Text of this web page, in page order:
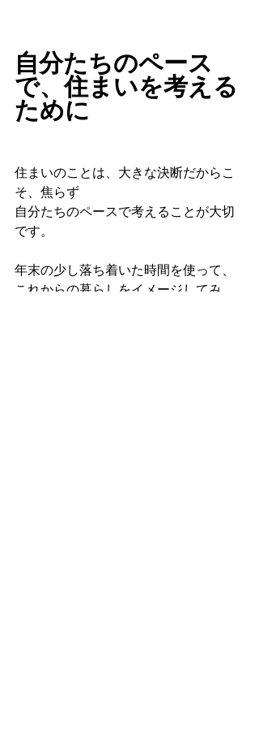
自分たちのペース
で、住まいを考える
ために
住まいのことは、大きな決断だからこ
そ、焦らず
自分たちのペースで考えることが大切
です。
年末の少し落ち着いた時間を使って、
これからの暮らしをイメージしてみ